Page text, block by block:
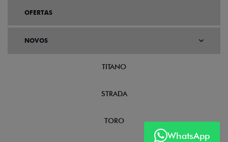
WhatsApp
OFERTAS
NOVOS
TITANO
STRADA
TORO